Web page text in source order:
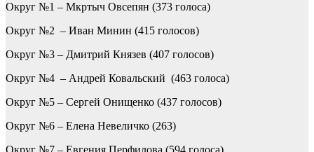
Округ №1 – Мкртыч Овсепян (373 голоса)
Округ №2 – Иван Минин (415 голосов)
Округ №3 – Дмитрий Князев (407 голосов)
Округ №4 – Андрей Ковальский (463 голоса)
Округ №5 – Сергей Онищенко (437 голосов)
Округ №6 – Елена Невеличко (263)
Округ №7 – Евгения Перфилова (594 голоса)